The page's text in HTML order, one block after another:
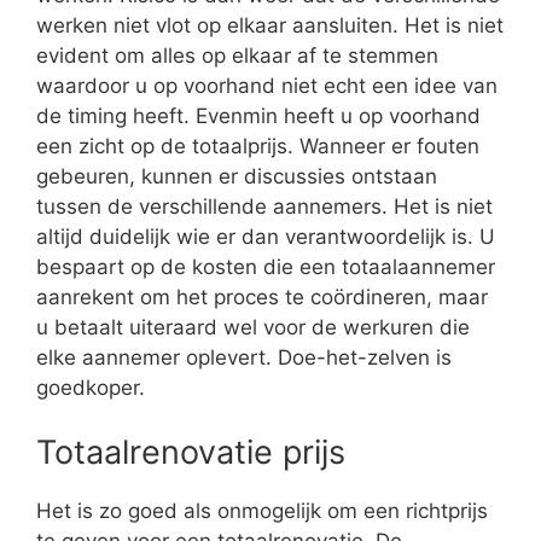
werken niet vlot op elkaar aansluiten. Het is niet
evident om alles op elkaar af te stemmen
waardoor u op voorhand niet echt een idee van
de timing heeft. Evenmin heeft u op voorhand
een zicht op de totaalprijs. Wanneer er fouten
gebeuren, kunnen er discussies ontstaan
tussen de verschillende aannemers. Het is niet
altijd duidelijk wie er dan verantwoordelijk is. U
bespaart op de kosten die een totaalaannemer
aanrekent om het proces te coördineren, maar
u betaalt uiteraard wel voor de werkuren die
elke aannemer oplevert. Doe-het-zelven is
goedkoper.
Totaalrenovatie prijs
Het is zo goed als onmogelijk om een richtprijs